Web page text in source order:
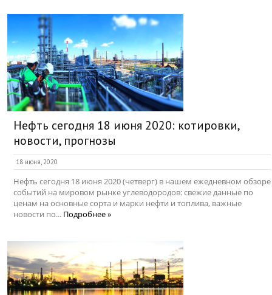
Нефть сегодня 18 июня 2020: котировки,
новости, прогнозы
18 июня, 2020
Нефть сегодня 18 июня 2020 (четверг) в нашем ежедневном обзоре
событий на мировом рынке углеводородов: свежие данные по
ценам на основные сорта и марки нефти и топлива, важные
новости по... Подробнее »